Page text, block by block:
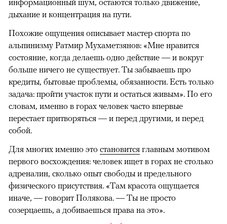
информационный шум, остаются только движение,
дыхание и концентрация на пути.
Похожие ощущения описывает мастер спорта по
альпинизму Ратмир Мухаметзянов: «Мне нравится
состояние, когда делаешь одно действие — и вокруг
больше ничего не существует. Ты забываешь про
кредиты, бытовые проблемы, обязанности. Есть только
задача: пройти участок пути и остаться живым». По его
словам, именно в горах человек часто впервые
перестает притворяться — и перед другими, и перед
собой.
Для многих именно это становится главным мотивом
первого восхождения: человек ищет в горах не столько
адреналин, сколько опыт свободы и предельного
физического присутствия. «Там красота ощущается
иначе, — говорит Полякова. — Ты не просто
созерцаешь, а добиваешься права на это».